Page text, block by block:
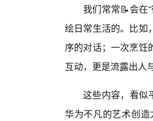
我们常常📝会在
绘日常生活的。比如
序的对话；一次烹
互动，更是流露出人
这些内容，看似
华为不凡的艺术创